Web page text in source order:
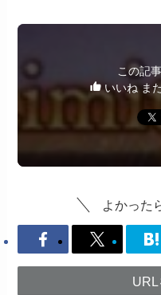
この記
いいね ま
よかった
URL